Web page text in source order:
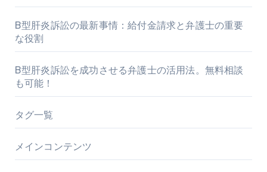
B型肝炎訴訟の最新事情：給付金請求と弁護士の重要
な役割
B型肝炎訴訟を成功させる弁護士の活用法。無料相談
も可能！
タグ一覧
メインコンテンツ